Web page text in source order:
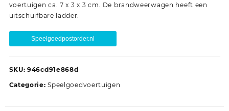
voertuigen ca. 7 x 3 x 3 cm. De brandweerwagen heeft een
uitschuifbare ladder.
Speelgoedpostorder.nl
SKU: 946cd91e868d
Categorie:Speelgoedvoertuigen